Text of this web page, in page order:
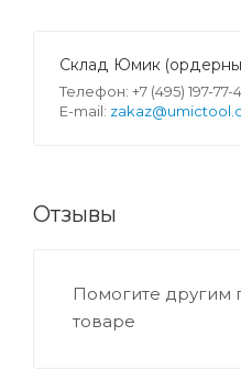
Склад Юмик
Телефон: +7 (495) 197-77-
E-mail:
Отзывы
Помогите другим
товаре